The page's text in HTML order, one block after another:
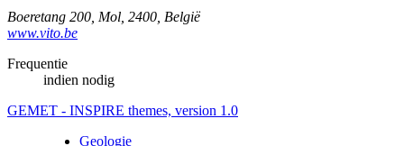
Boeretang 200 Mol 2400 België
www.vito.be
Frequentie
indien nodig
GEMET - INSPIRE themes, version 1.0
Geologie